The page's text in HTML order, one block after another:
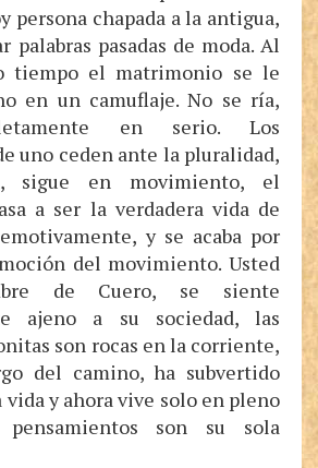
persona chapada a la antigua,
palabras pasadas de moda. Al
tiempo el matrimonio se le
en un camuflaje. No se ría,
en serio. Los
uno ceden ante la pluralidad,
sigue en movimiento, el
a ser la verdadera vida de
y se acaba por
del movimiento. Usted
de Cuero, se siente
ajeno a su sociedad, las
son rocas en la corriente,
del camino, ha subvertido
vida y ahora vive solo en pleno
pensamientos son su sola